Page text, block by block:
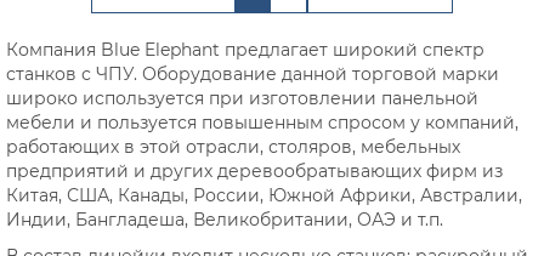
Компания Blue Elephant предлагает широкий спектр
станков с ЧПУ. Оборудование данной торговой марки
широко используется при изготовлении панельной
мебели и пользуется повышенным спросом у компаний,
работающих в этой отрасли, столяров, мебельных
предприятий и других деревообратывающих фирм из
Китая, США, Канады, России, Южной Африки, Австралии,
Индии, Бангладеша, Великобритании, ОАЭ и т.п.